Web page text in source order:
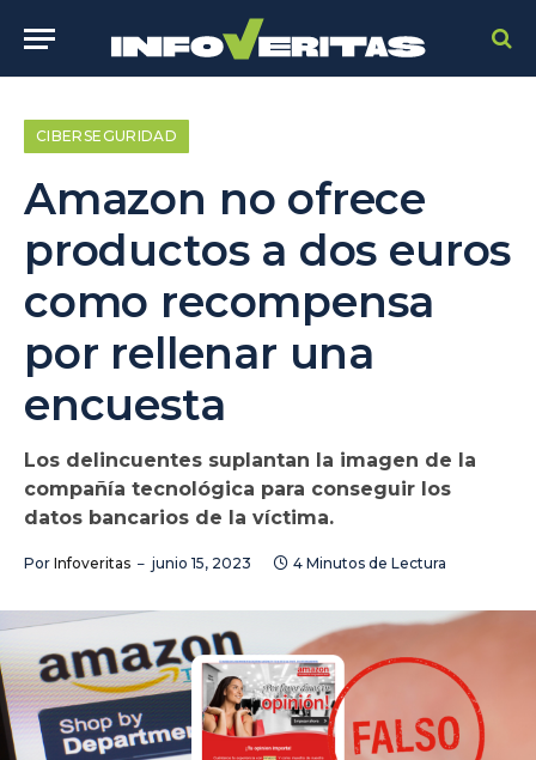
CIBERSEGURIDAD
Amazon no ofrece
productos a dos euros
como recompensa
por rellenar una
encuesta
Los delincuentes suplantan la imagen de la
compañía tecnológica para conseguir los
datos bancarios de la víctima.
Por Infoveritas junio 15, 2023 4 Minutos de Lectura